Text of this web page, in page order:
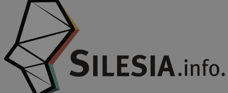
euds .rfihub.com Sesja